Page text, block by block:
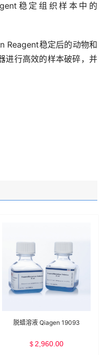
稳定组织样本中的
Reagent稳定后的动物和
进行高效的样本破碎，并
脱蜡溶液 Qiagen 19093
$ 2,960.00